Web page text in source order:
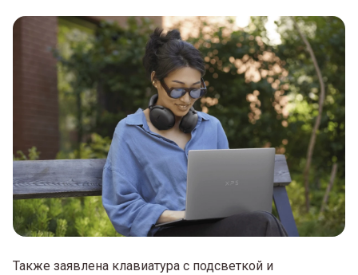
Также заявлена клавиатура с подсветкой и